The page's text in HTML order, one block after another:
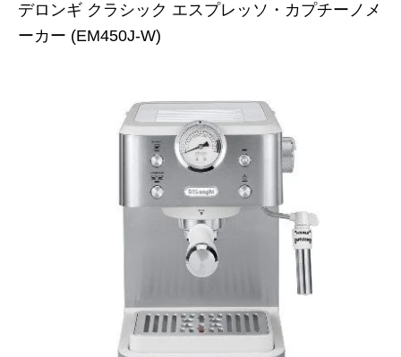
デロンギ クラシック エスプレッソ・カプチーノメ
ーカー (EM450J-W)